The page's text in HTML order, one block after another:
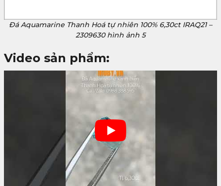
Đá Aquamarine Thanh Hoá tự nhiên 100% 6,30ct IRAQ21 –
2309630 hình ảnh 5
Video sản phẩm: